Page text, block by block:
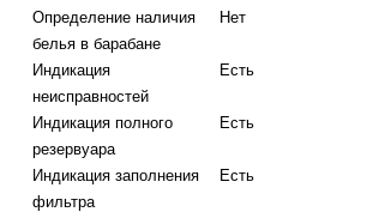
Определение наличия
белья в барабане
Нет
Индикация
неисправностей
Есть
Индикация полного
резервуара
Есть
Индикация заполнения
фильтра
Есть